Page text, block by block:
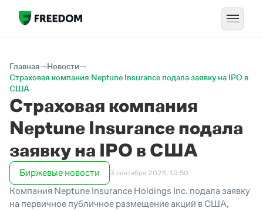
Главная
Новости
Страховая компания Neptune Insurance подала заявку на IPO в
США
Страховая компания
Neptune Insurance подала
заявку на IPO в США
Биржевые новости 3 сентября 2025, 19:50
Компания Neptune Insurance Holdings Inc. подала заявку
на первичное публичное размещение акций в США,